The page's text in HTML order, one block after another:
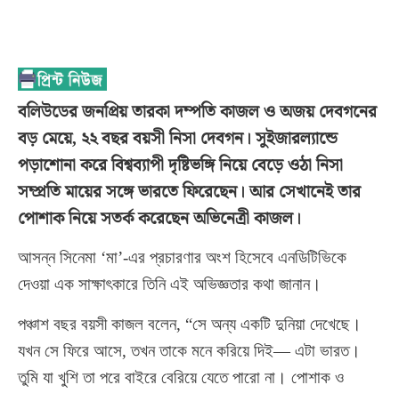
বলিউডের জনপ্রিয় তারকা দম্পতি কাজল ও অজয় দেবগনের
বড় মেয়ে, ২২ বছর বয়সী নিসা দেবগন। সুইজারল্যান্ডে
পড়াশোনা করে বিশ্বব্যাপী দৃষ্টিভঙ্গি নিয়ে বেড়ে ওঠা নিসা
সম্প্রতি মায়ের সঙ্গে ভারতে ফিরেছেন। আর সেখানেই তার
পোশাক নিয়ে সতর্ক করেছেন অভিনেত্রী কাজল।
আসন্ন সিনেমা ‘মা’-এর প্রচারণার অংশ হিসেবে এনডিটিভিকে
দেওয়া এক সাক্ষাৎকারে তিনি এই অভিজ্ঞতার কথা জানান।
পঞ্চাশ বছর বয়সী কাজল বলেন, “সে অন্য একটি দুনিয়া দেখেছে।
যখন সে ফিরে আসে, তখন তাকে মনে করিয়ে দিই— এটা ভারত।
তুমি যা খুশি তা পরে বাইরে বেরিয়ে যেতে পারো না। পোশাক ও